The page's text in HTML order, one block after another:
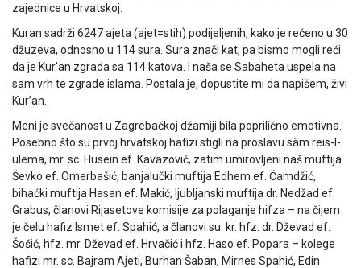
zajednice u Hrvatskoj.
Kuran sadrži 6247 ajeta (ajet=stih) podijeljenih, kako je rečeno u 30
džuzeva, odnosno u 114 sura. Sura znači kat, pa bismo mogli reći
da je Kur’an zgrada sa 114 katova. I naša se Sabaheta uspela na
sam vrh te zgrade islama. Postala je, dopustite mi da napišem, živi
Kur’an.
Meni je svečanost u Zagrebačkoj džamiji bila poprilično emotivna.
Posebno što su prvoj hrvatskoj hafizi stigli na proslavu sâm reis-l-
ulema, mr. sc. Husein ef. Kavazović, zatim umirovljeni naš muftija
Ševko ef. Omerbašić, banjalučki muftija Edhem ef. Čamdžić,
bihaćki muftija Hasan ef. Makić, ljubljanski muftija dr. Nedžad ef.
Grabus, članovi Rijasetove komisije za polaganje hifza – na čijem
je čelu hafiz Ismet ef. Spahić, a članovi su: kr. hfz. dr. Dževad ef.
Šošić, hfz. mr. Dževad ef. Hrvačić i hfz. Haso ef. Popara – kolege
hafizi mr. sc. Bajram Ajeti, Burhan Šaban, Mirnes Spahić, Edin